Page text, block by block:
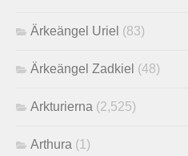
Ärkeängel Uriel (83)
Ärkeängel Zadkiel (48)
Arkturierna (2,525)
Arthura (1)